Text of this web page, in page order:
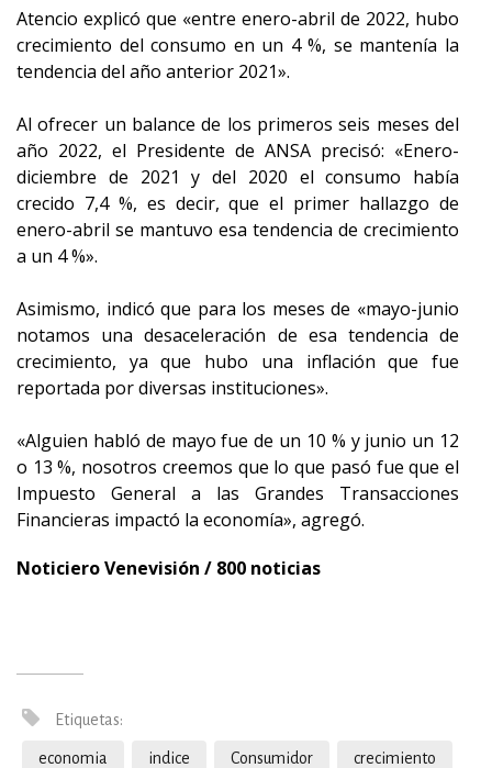
Atencio explicó que «entre enero-abril de 2022, hubo
crecimiento del consumo en un 4 %, se mantenía la
tendencia del año anterior 2021».
Al ofrecer un balance de los primeros seis meses del
año 2022, el Presidente de ANSA precisó: «Enero-
diciembre de 2021 y del 2020 el consumo había
crecido 7,4 %, es decir, que el primer hallazgo de
enero-abril se mantuvo esa tendencia de crecimiento
a un 4 %».
Asimismo, indicó que para los meses de «mayo-junio
notamos una desaceleración de esa tendencia de
crecimiento, ya que hubo una inflación que fue
reportada por diversas instituciones».
«Alguien habló de mayo fue de un 10 % y junio un 12
o 13 %, nosotros creemos que lo que pasó fue que el
Impuesto General a las Grandes Transacciones
Financieras impactó la economía», agregó.
Noticiero Venevisión / 800 noticias
Etiquetas:
economia indice Consumidor crecimiento